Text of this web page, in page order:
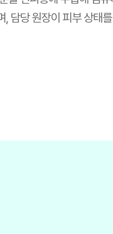
담당 원장이 피부 상